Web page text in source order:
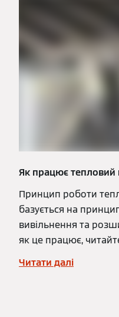
Як працює тепловий
Принцип роботи
базується на
вивільнення та
як це працює,
Читати далі